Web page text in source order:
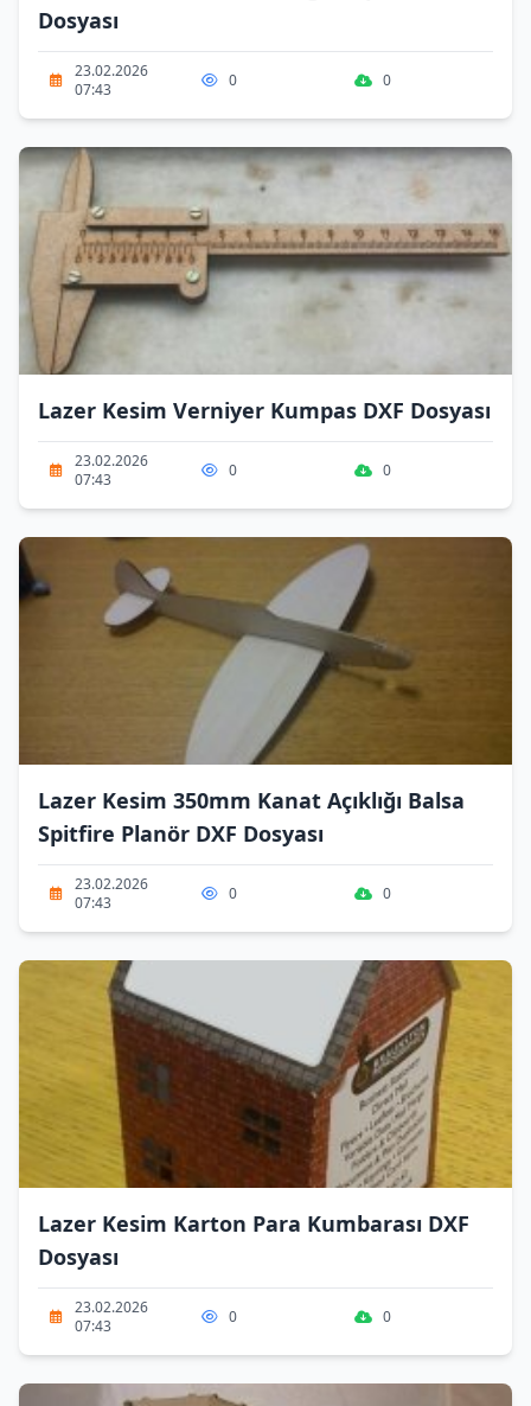
Dosyası
23.02.2026
07:43
0 0
Lazer Kesim Verniyer Kumpas DXF Dosyası
23.02.2026
07:43
0 0
Lazer Kesim 350mm Kanat Açıklığı Balsa
Spitfire Planör DXF Dosyası
23.02.2026
07:43
0 0
Lazer Kesim Karton Para Kumbarası DXF
Dosyası
23.02.2026
07:43
0 0